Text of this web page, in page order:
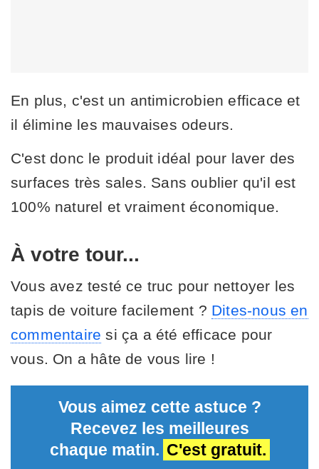
En plus, c'est un antimicrobien efficace et
il élimine les mauvaises odeurs.
C'est donc le produit idéal pour laver des
surfaces très sales. Sans oublier qu'il est
100% naturel et vraiment économique.
À votre tour...
Vous avez testé ce truc pour nettoyer les
tapis de voiture facilement ? Dites-nous en
commentaire si ça a été efficace pour
vous. On a hâte de vous lire !
Vous aimez cette astuce ?
Recevez les meilleures
chaque matin. C'est gratuit.